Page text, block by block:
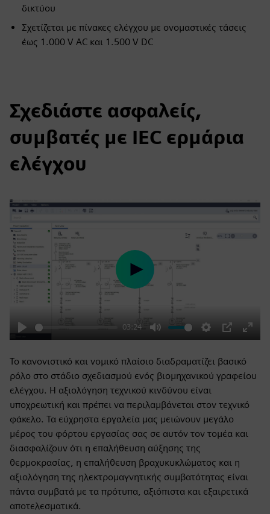
δικτύου
Σχετίζεται με πίνακες ελέγχου με ονομαστικές τάσεις
έως 1.000 V AC και 1.500 V DC
Σχεδιάστε ασφαλείς,
συμβατές με IEC ερμάρια
ελέγχου
Play
03:24
Mute Settings
PIP
Enter
Play
Το κανονιστικό και νομικό πλαίσιο διαδραματίζει βασικό
ρόλο στο στάδιο σχεδιασμού ενός βιομηχανικού γραφείου
ελέγχου. Η αξιολόγηση τεχνικού κινδύνου είναι
υποχρεωτική και πρέπει να περιλαμβάνεται στον τεχνικό
φάκελο. Τα εύχρηστα εργαλεία μας μειώνουν μεγάλο
μέρος του φόρτου εργασίας σας σε αυτόν τον τομέα και
διασφαλίζουν ότι η επαλήθευση αύξησης της
θερμοκρασίας, η επαλήθευση βραχυκυκλώματος και η
αξιολόγηση της ηλεκτρομαγνητικής συμβατότητας είναι
πάντα συμβατά με τα πρότυπα, αξιόπιστα και εξαιρετικά
αποτελεσματικά.